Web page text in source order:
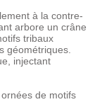
à la contre-
arbore un crâne
tribaux
géométriques.
injectant
de motifs